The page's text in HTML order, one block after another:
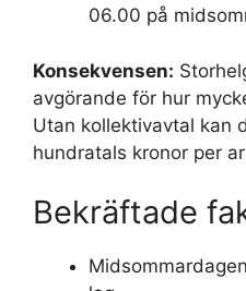
06.00 på
Konsekvensen:
avgörande för hur
Utan kollektivavtal kan
hundratals kronor per
Bekräftade